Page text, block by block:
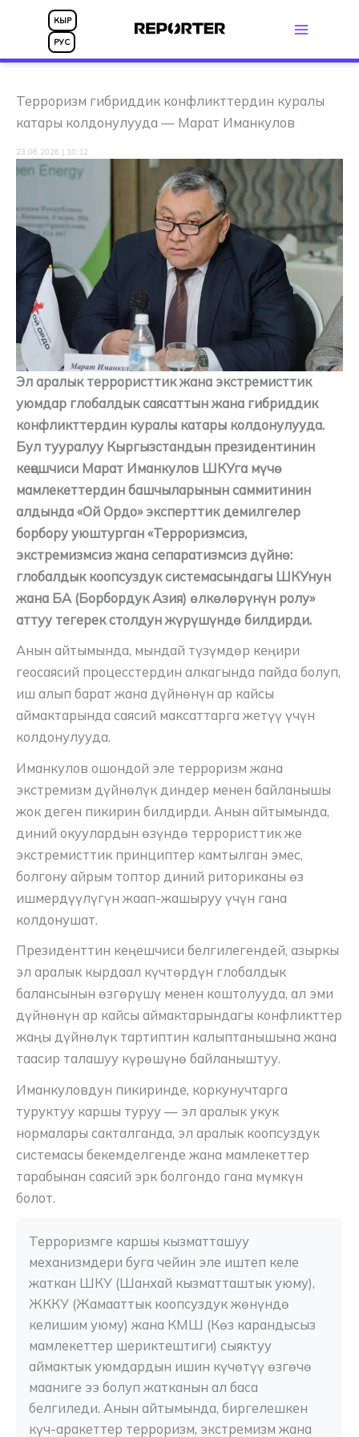
КЫР
РУС
Терроризм гибриддик конфликттердин куралы
катары колдонулууда — Марат Иманкулов
23.06.2026 | 10:12
Эл аралык террористтик жана экстремисттик
уюмдар глобалдык саясаттын жана гибриддик
конфликттердин куралы катары колдонулууда.
Бул тууралуу Кыргызстандын президентинин
кеңешчиси Марат Иманкулов ШКУга мүчө
мамлекеттердин башчыларынын саммитинин
алдында «Ой Ордо» эксперттик демилгелер
борбору уюштурган «Терроризмсиз,
экстремизмсиз жана сепаратизмсиз дүйнө:
глобалдык коопсуздук системасындагы ШКУнун
жана БА (Борбордук Азия) өлкөлөрүнүн ролу»
аттуу тегерек столдун жүрүшүндө билдирди.
Анын айтымында, мындай түзүмдөр кеңири
геосаясий процесстердин алкагында пайда болуп,
иш алып барат жана дүйнөнүн ар кайсы
аймактарында саясий максаттарга жетүү үчүн
колдонулууда.
Иманкулов ошондой эле терроризм жана
экстремизм дүйнөлүк диндер менен байланышы
жок деген пикирин билдирди. Анын айтымында,
диний окуулардын өзүндө террористтик же
экстремисттик принциптер камтылган эмес,
болгону айрым топтор диний риториканы өз
ишмердүүлүгүн жаап-жашыруу үчүн гана
колдонушат.
Президенттин кеңешчиси белгилегендей, азыркы
эл аралык кырдаал күчтөрдүн глобалдык
балансынын өзгөрүшү менен коштолууда, ал эми
дүйнөнүн ар кайсы аймактарындагы конфликттер
жаңы дүйнөлүк тартиптин калыптанышына жана
таасир талашуу күрөшүнө байланыштуу.
Иманкуловдун пикиринде, коркунучтарга
туруктуу каршы туруу — эл аралык укук
нормалары сакталганда, эл аралык коопсуздук
системасы бекемделгенде жана мамлекеттер
тарабынан саясий эрк болгондо гана мүмкүн
болот.
Терроризмге каршы кызматташуу
механизмдери буга чейин эле иштеп келе
жаткан ШКУ (Шанхай кызматташтык уюму),
ЖККУ (Жамааттык коопсуздук жөнүндө
келишим уюму) жана КМШ (Көз карандысыз
мамлекеттер шериктештиги) сыяктуу
аймактык уюмдардын ишин күчөтүү өзгөчө
мааниге ээ болуп жатканын ал баса
белгиледи. Анын айтымында, биргелешкен
күч-аракеттер терроризм, экстремизм жана